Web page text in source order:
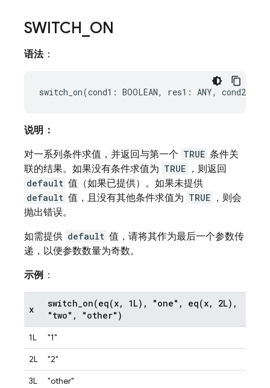
SWITCH ON
语法：
说明：
对一系列条件求值，并返回与第一个 TRUE 条件关
联的结果。如果没有条件求值为 TRUE ，则返回
default 值（如果已提供）。如果未提供
default 值，且没有其他条件求值为 TRUE ，则会
抛出错误。
如需提供 default 值，请将其作为最后一个参数传
递，以便参数数量为奇数。
示例 ：
x
switch_on(eq(x, 1L) , "one" , eq(x, 2L) ,
"two" , "other")
1L
"1"
2L
"2"
3L
"other"